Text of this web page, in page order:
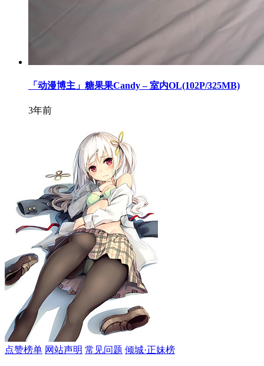
「动漫博主」糖果果Candy – 室内OL(102P/325MB)
3年前
点赞榜单 网站声明 常见问题 倾城·正妹榜